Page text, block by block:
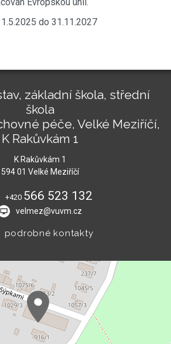
do 31.11.2027
základní škola, střední
škola
péče, Velké Meziříčí,
K Rakůvkám 1
K Rakůvkám 1
594 01 Velké Meziříčí
+420 566 523 132
velmez@vuvm.cz
podrobné kontakty